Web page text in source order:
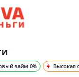
займ 0% Высокая